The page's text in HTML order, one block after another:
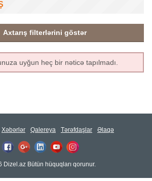
Axtarış filterlərini göstər
uyğun heç bir nəticə tapılmadı.
Xəbərlər Qalereya Tərəfdaşlar Əlaqə
Dizel.az Bütün hüquqları qorunur.